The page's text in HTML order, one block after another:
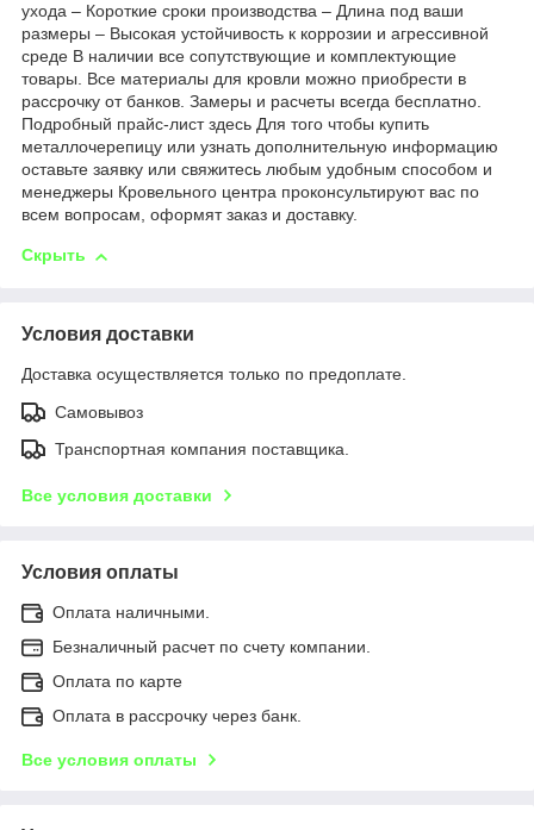
ухода – Короткие сроки производства – Длина под ваши
размеры – Высокая устойчивость к коррозии и агрессивной
среде В наличии все сопутствующие и комплектующие
товары. Все материалы для кровли можно приобрести в
рассрочку от банков. Замеры и расчеты всегда бесплатно.
Подробный прайс-лист здесь Для того чтобы купить
металлочерепицу или узнать дополнительную информацию
оставьте заявку или свяжитесь любым удобным способом и
менеджеры Кровельного центра проконсультируют вас по
всем вопросам, оформят заказ и доставку.
Скрыть
Условия доставки
Доставка осуществляется только по предоплате.
Самовывоз
Транспортная компания поставщика.
Все условия доставки
Условия оплаты
Оплата наличными.
Безналичный расчет по счету компании.
Оплата по карте
Оплата в рассрочку через банк.
Все условия оплаты